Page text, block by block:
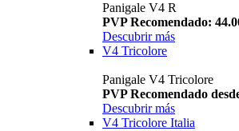
Panigale V4 R
PVP Recomendado:
Descubrir más
V4 Tricolore
Panigale V4 Tricolore
PVP Recomendado
Descubrir más
V4 Tricolore Italia